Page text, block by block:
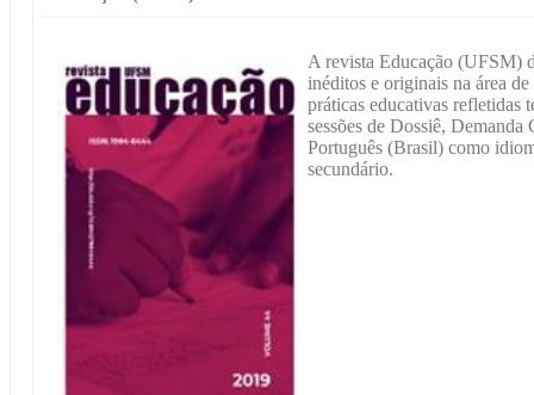
A revista Educação (UFSM)
inéditos e originais na área
práticas educativas refletidas
sessões de Dossiê,
Português (Brasil) como
secundário.